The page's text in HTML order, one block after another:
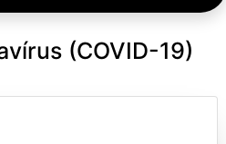
(COVID-19)